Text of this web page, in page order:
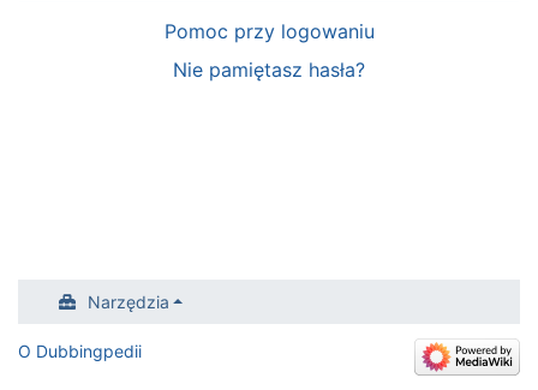
Pomoc przy logowaniu
Nie pamiętasz hasła?
Narzędzia
O Dubbingpedii